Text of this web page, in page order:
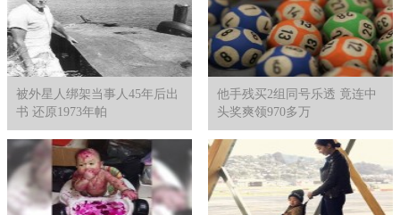
被外星人绑架当事人45年后出
书 还原1973年帕
他手残买2组同号乐透 竟连中
头奖爽领970多万